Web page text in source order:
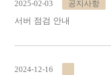
2025-02-03
공지사항
서버 점검 안내
2024-12-16